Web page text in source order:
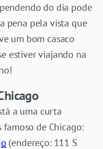
do dia pode
pena pela vista que
um bom casaco
estiver viajando na
a uma curta
de Chicago:
(endereço: 111 S